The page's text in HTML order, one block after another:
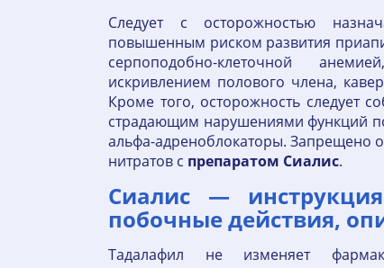
Следует с осторожностью
повышенным риском развития
серпоподобно-клеточной
искривлением полового члена,
Кроме того, осторожность следует
страдающим нарушениями функций
альфа-адреноблокаторы. Запрещено
нитратов с препаратом Сиалис.
Сиалис —
побочные действия,
Тадалафил не изменяет